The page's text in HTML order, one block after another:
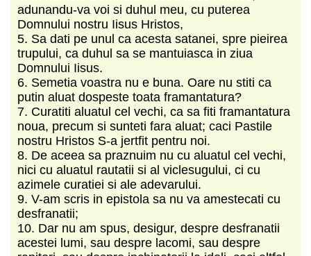
adunandu-va voi si duhul meu, cu puterea
Domnului nostru Iisus Hristos,
5. Sa dati pe unul ca acesta satanei, spre pieirea
trupului, ca duhul sa se mantuiasca in ziua
Domnului Iisus.
6. Semetia voastra nu e buna. Oare nu stiti ca
putin aluat dospeste toata framantatura?
7. Curatiti aluatul cel vechi, ca sa fiti framantatura
noua, precum si sunteti fara aluat; caci Pastile
nostru Hristos S-a jertfit pentru noi.
8. De aceea sa praznuim nu cu aluatul cel vechi,
nici cu aluatul rautatii si al viclesugului, ci cu
azimele curatiei si ale adevarului.
9. V-am scris in epistola sa nu va amestecati cu
desfranatii;
10. Dar nu am spus, desigur, despre desfranatii
acestei lumi, sau despre lacomi, sau despre